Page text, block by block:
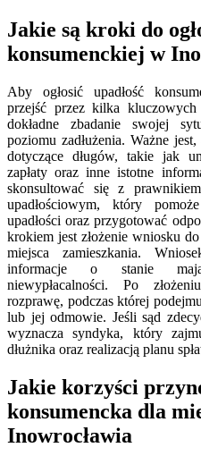
Jakie są kroki do
konsumenckiej w
Aby ogłosić upadłość
przejść przez kilka
dokładne zbadanie swojej
poziomu zadłużenia. Ważne
dotyczące długów, takie jak
zapłaty oraz inne istotne
skonsultować się z
upadłościowym, który
upadłości oraz przygotować
krokiem jest złożenie wniosku
miejsca zamieszkania.
informacje o stanie
niewypłacalności. Po
rozprawę, podczas której
lub jej odmowie. Jeśli sąd
wyznacza syndyka, który
dłużnika oraz realizacją planu
Jakie korzyści
konsumencka dla
Inowrocławia